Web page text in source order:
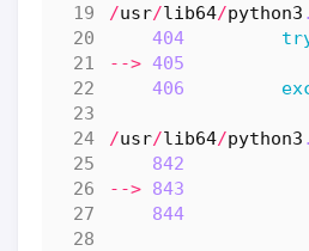
/usr/lib64/python3
404
--> 405
406
/usr/lib64/python3
842
--> 843
844